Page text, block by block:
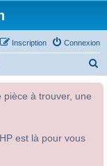
Connexion
Inscription
à trouver, une
est là pour vous